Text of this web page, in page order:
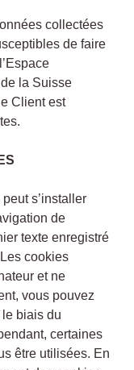
collectées
de faire
la Suisse
Client est
s’installer
de
texte enregistré
cookies
et ne
vous pouvez
biais du
certaines
être utilisées. En